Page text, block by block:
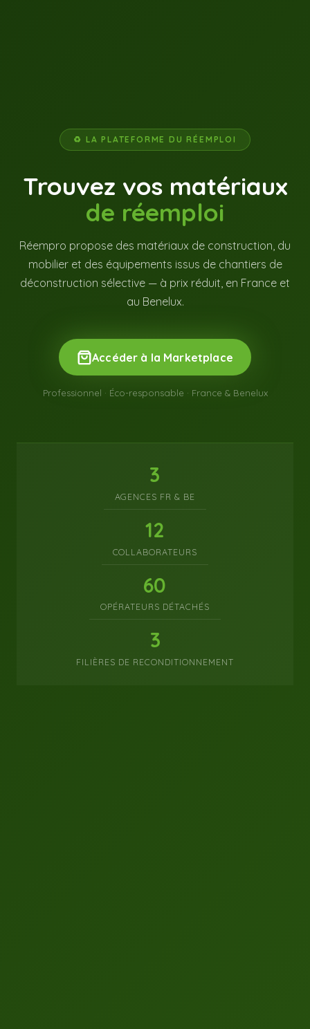
♻ LA PLATEFORME DU RÉEMPLOI
Trouvez vos matériaux
de réemploi
Réempro propose des matériaux de construction, du
mobilier et des équipements issus de chantiers de
déconstruction sélective — à prix réduit, en France et
au Benelux.
Accéder à la Marketplace
Professionnel · Éco-responsable · France & Benelux
3
AGENCES FR & BE
12
COLLABORATEURS
60
OPÉRATEURS DÉTACHÉS
3
FILIÈRES DE RECONDITIONNEMENT